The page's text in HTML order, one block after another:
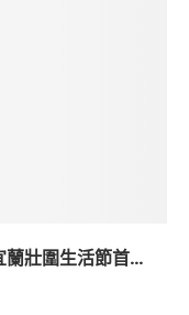
壯圍生活節首...